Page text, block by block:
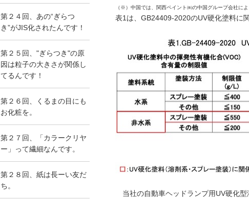
（※）中国では、関西ペイント㈱の中国グループ会社に
表1は、GB24409-2020のUV硬化塗料に
当社の自動車ヘッドランプ用UV硬化型
第２４回、あの“ぎらつ
き”がJIS化されたんです！
第２５回、"ぎらつき"の原
因は粒子の大きさが関係し
てるんです！
第２６回、くるまの目にも
お化粧を。
第２７回、「カラークリヤ
ー」って繊細なんです。
第２８回、紙は長ーい友だ
ち。